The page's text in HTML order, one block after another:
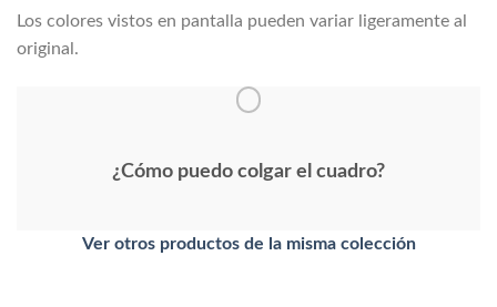
Los colores vistos en pantalla pueden variar ligeramente al
original.
¿Cómo puedo colgar el cuadro?
Ver otros productos de la misma colección